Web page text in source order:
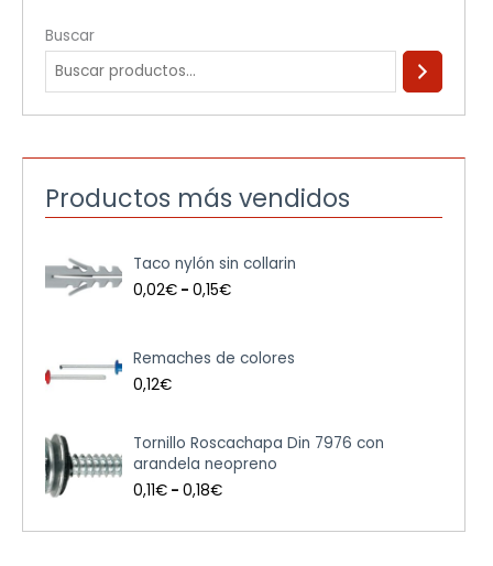
Buscar
Productos más vendidos
Taco nylón sin collarin
0,02€ - 0,15€
a
n
d
e
c
i
Remaches de colores
0,12€
Tornillo Roscachapa Din 7976 con
arandela neopreno
0,11€ - 0,18€
R
a
g